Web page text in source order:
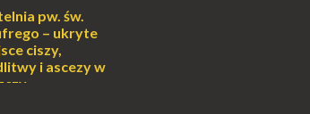
pw. św.
– ukryte
ciszy,
i ascezy w